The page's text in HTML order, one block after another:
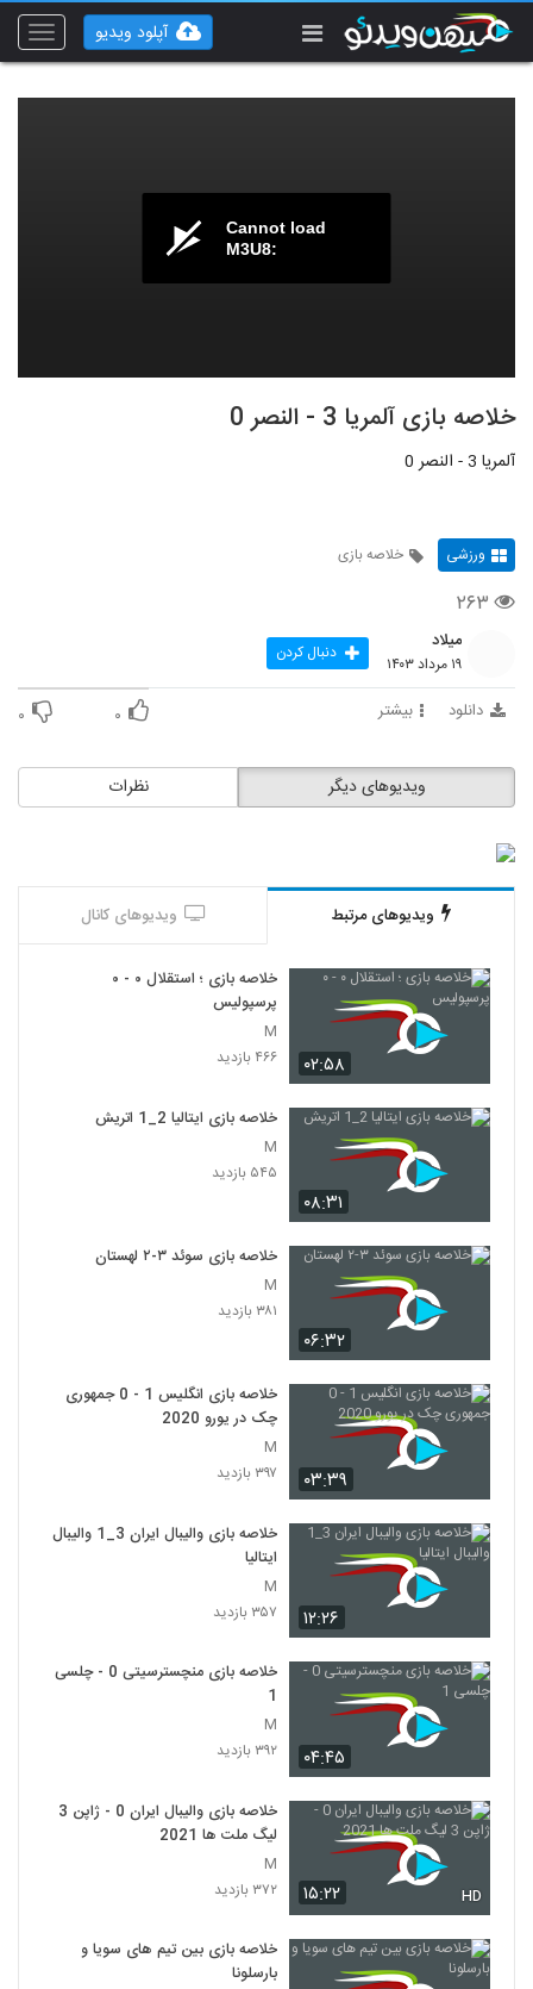
Toggle
آپلود ویدیو
Cannot load
M3U8:
خلاصه بازی آلمریا 3 - النصر 0
آلمریا 3 - النصر 0
ورزشی خلاصه بازی
۲۶۳
میلاد
۱۹ مرداد ۱۴۰۳ دنبال کردن
دانلود بیشتر ۰ ۰
نظرات ویدیوهای دیگر
ویدیوهای مرتبط ویدیوهای کانال
۰۲:۵۸
خلاصه بازی ؛ استقلال ۰ - ۰
پرسپولیس
M
۴۶۶ بازدید
۰۸:۳۱
خلاصه بازی ایتالیا 2_1 اتريش
M
۵۴۵ بازدید
۰۶:۳۲
خلاصه بازی سوئد ۳-۲ لهستان
M
۳۸۱ بازدید
۰۳:۳۹
خلاصه بازی انگلیس 1 - 0 جمهوری
چک در یورو 2020
M
۳۹۷ بازدید
۱۲:۲۶
خلاصه بازی والیبال ایران 3_1 والیبال
ایتالیا
M
۳۵۷ بازدید
۰۴:۴۵
خلاصه بازی منچسترسیتی 0 - چلسی
1
M
۳۹۲ بازدید
۱۵:۲۲ HD
خلاصه بازی والیبال ایران 0 - ژاپن 3
لیگ ملت ها 2021
M
۳۷۲ بازدید
خلاصه بازی بین تیم های سویا و
بارسلونا